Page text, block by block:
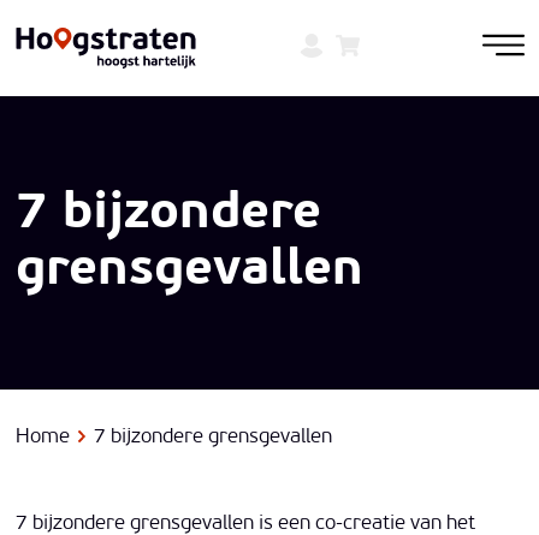
7 bijzondere
grensgevallen
Home 7 bijzondere grensgevallen
7 bijzondere grensgevallen is een co-creatie van het